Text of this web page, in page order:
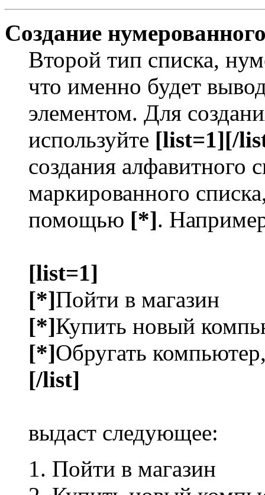
Создание
Второй тип списка,
что именно будет
элементом. Для
используйте [list=1][/
создания алфавитного
маркированного
помощью [*].
[list=1]
[*]Пойти в магазин
[*]Купить новый
[*]Обругать
[/list]
выдаст следующее:
Пойти в магазин